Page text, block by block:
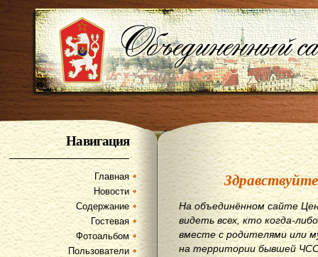
Навигация
Главная
Новости
Содержание
Гостевая
Фотоальбом
Пользователи
На объединённом сайте
видеть всех, кто когда-
вместе с родителями или
на территории бывшей